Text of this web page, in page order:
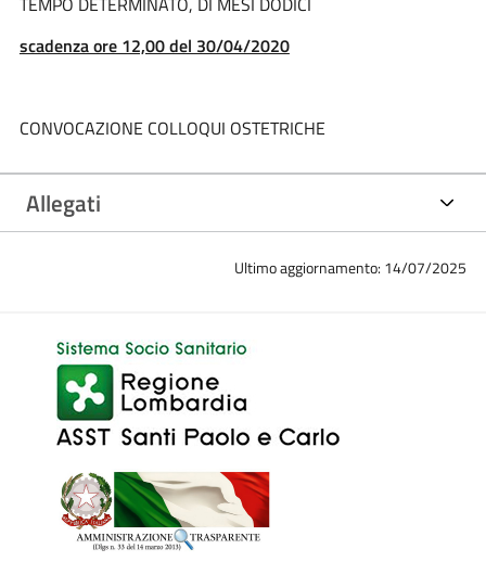
scadenza ore 12,00 del 30/04/2020
CONVOCAZIONE COLLOQUI OSTETRICHE
Allegati
Ultimo aggiornamento: 14/07/2025